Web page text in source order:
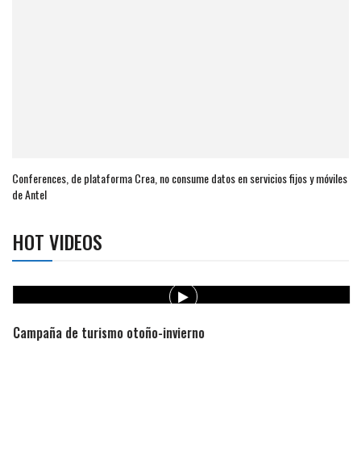
Conferences, de plataforma Crea, no consume datos en servicios fijos y móviles
de Antel
HOT VIDEOS
Campaña de turismo otoño-invierno